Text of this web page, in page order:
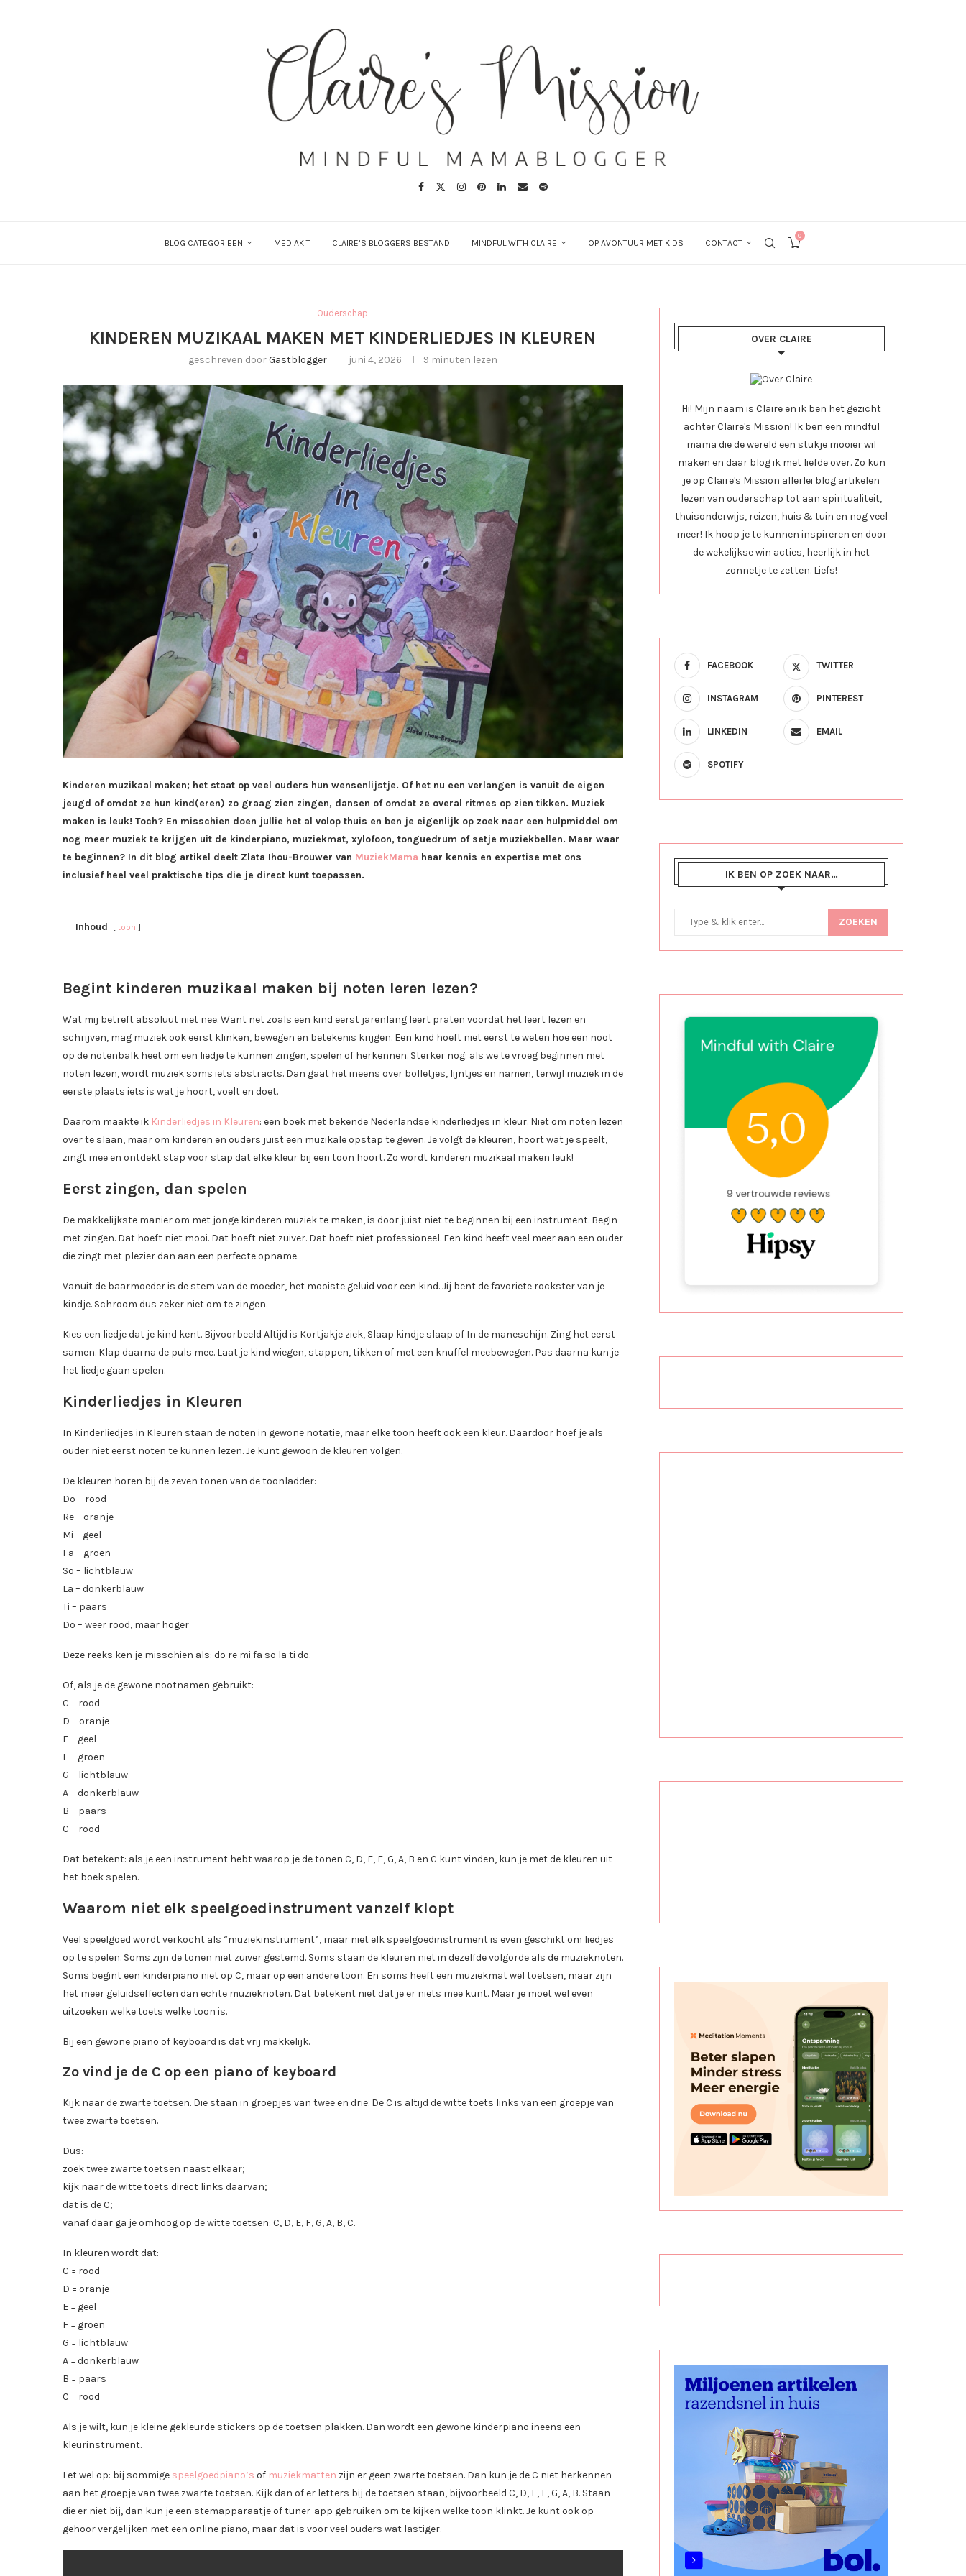
BLOG CATEGORIEËN MEDIAKIT CLAIRE’S BLOGGERS BESTAND MINDFUL WITH CLAIRE OP AVONTUUR MET KIDS CONTACT
0
Ouderschap
KINDEREN MUZIKAAL MAKEN MET KINDERLIEDJES IN KLEUREN
geschreven doorGastblogger juni 4, 2026 9 minuten lezen
Kinderen muzikaal maken; het staat op veel ouders hun wensenlijstje. Of het nu een verlangen is vanuit de eigen
jeugd of omdat ze hun kind(eren) zo graag zien zingen, dansen of omdat ze overal ritmes op zien tikken. Muziek
maken is leuk! Toch? En misschien doen jullie het al volop thuis en ben je eigenlijk op zoek naar een hulpmiddel om
nog meer muziek te krijgen uit de kinderpiano, muziekmat, xylofoon, tonguedrum of setje muziekbellen. Maar waar
te beginnen? In dit blog artikel deelt Zlata Ihou-Brouwer van MuziekMama haar kennis en expertise met ons
inclusief heel veel praktische tips die je direct kunt toepassen.
Inhoud toon
Begint kinderen muzikaal maken bij noten leren lezen?
Wat mij betreft absoluut niet nee. Want net zoals een kind eerst jarenlang leert praten voordat het leert lezen en
schrijven, mag muziek ook eerst klinken, bewegen en betekenis krijgen. Een kind hoeft niet eerst te weten hoe een noot
op de notenbalk heet om een liedje te kunnen zingen, spelen of herkennen. Sterker nog: als we te vroeg beginnen met
noten lezen, wordt muziek soms iets abstracts. Dan gaat het ineens over bolletjes, lijntjes en namen, terwijl muziek in de
eerste plaats iets is wat je hoort, voelt en doet.
Daarom maakte ik Kinderliedjes in Kleuren: een boek met bekende Nederlandse kinderliedjes in kleur. Niet om noten lezen
over te slaan, maar om kinderen en ouders juist een muzikale opstap te geven. Je volgt de kleuren, hoort wat je speelt,
zingt mee en ontdekt stap voor stap dat elke kleur bij een toon hoort. Zo wordt kinderen muzikaal maken leuk!
Eerst zingen, dan spelen
De makkelijkste manier om met jonge kinderen muziek te maken, is door juist niet te beginnen bij een instrument. Begin
met zingen. Dat hoeft niet mooi. Dat hoeft niet zuiver. Dat hoeft niet professioneel. Een kind heeft veel meer aan een ouder
die zingt met plezier dan aan een perfecte opname.
Vanuit de baarmoeder is de stem van de moeder, het mooiste geluid voor een kind. Jij bent de favoriete rockster van je
kindje. Schroom dus zeker niet om te zingen.
Kies een liedje dat je kind kent. Bijvoorbeeld Altijd is Kortjakje ziek, Slaap kindje slaap of In de maneschijn. Zing het eerst
samen. Klap daarna de puls mee. Laat je kind wiegen, stappen, tikken of met een knuffel meebewegen. Pas daarna kun je
het liedje gaan spelen.
Kinderliedjes in Kleuren
In Kinderliedjes in Kleuren staan de noten in gewone notatie, maar elke toon heeft ook een kleur. Daardoor hoef je als
ouder niet eerst noten te kunnen lezen. Je kunt gewoon de kleuren volgen.
De kleuren horen bij de zeven tonen van de toonladder:
Do – rood
Re – oranje
Mi – geel
Fa – groen
So – lichtblauw
La – donkerblauw
Ti – paars
Do – weer rood, maar hoger
Deze reeks ken je misschien als: do re mi fa so la ti do.
Of, als je de gewone nootnamen gebruikt:
C – rood
D – oranje
E – geel
F – groen
G – lichtblauw
A – donkerblauw
B – paars
C – rood
Dat betekent: als je een instrument hebt waarop je de tonen C, D, E, F, G, A, B en C kunt vinden, kun je met de kleuren uit
het boek spelen.
Waarom niet elk speelgoedinstrument vanzelf klopt
Veel speelgoed wordt verkocht als “muziekinstrument”, maar niet elk speelgoedinstrument is even geschikt om liedjes
op te spelen. Soms zijn de tonen niet zuiver gestemd. Soms staan de kleuren niet in dezelfde volgorde als de muzieknoten.
Soms begint een kinderpiano niet op C, maar op een andere toon. En soms heeft een muziekmat wel toetsen, maar zijn
het meer geluidseffecten dan echte muzieknoten. Dat betekent niet dat je er niets mee kunt. Maar je moet wel even
uitzoeken welke toets welke toon is.
Bij een gewone piano of keyboard is dat vrij makkelijk.
Zo vind je de C op een piano of keyboard
Kijk naar de zwarte toetsen. Die staan in groepjes van twee en drie. De C is altijd de witte toets links van een groepje van
twee zwarte toetsen.
Dus:
zoek twee zwarte toetsen naast elkaar;
kijk naar de witte toets direct links daarvan;
dat is de C;
vanaf daar ga je omhoog op de witte toetsen: C, D, E, F, G, A, B, C.
In kleuren wordt dat:
C = rood
D = oranje
E = geel
F = groen
G = lichtblauw
A = donkerblauw
B = paars
C = rood
Als je wilt, kun je kleine gekleurde stickers op de toetsen plakken. Dan wordt een gewone kinderpiano ineens een
kleurinstrument.
Let wel op: bij sommige speelgoedpiano’s of muziekmatten zijn er geen zwarte toetsen. Dan kun je de C niet herkennen
aan het groepje van twee zwarte toetsen. Kijk dan of er letters bij de toetsen staan, bijvoorbeeld C, D, E, F, G, A, B. Staan
die er niet bij, dan kun je een stemapparaatje of tuner-app gebruiken om te kijken welke toon klinkt. Je kunt ook op
gehoor vergelijken met een online piano, maar dat is voor veel ouders wat lastiger.
OVER CLAIRE
Hi! Mijn naam is Claire en ik ben het gezicht
achter Claire's Mission! Ik ben een mindful
mama die de wereld een stukje mooier wil
maken en daar blog ik met liefde over. Zo kun
je op Claire's Mission allerlei blog artikelen
lezen van ouderschap tot aan spiritualiteit,
thuisonderwijs, reizen, huis & tuin en nog veel
meer! Ik hoop je te kunnen inspireren en door
de wekelijkse win acties, heerlijk in het
zonnetje te zetten. Liefs!
FACEBOOK TWITTER
INSTAGRAM PINTEREST
LINKEDIN EMAIL
SPOTIFY
IK BEN OP ZOEK NAAR…
ZOEKEN